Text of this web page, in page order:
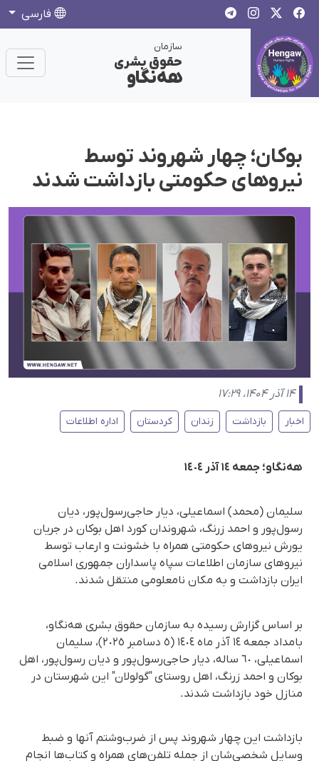
فارسی
سازمان
حقوق بشری
هەنگاو
بوکان؛ چهار شهروند توسط
نیروهای حکومتی بازداشت شدند
۱۴ آذر ۱۴۰۴، ۱۷:۲۹
اخبار بازداشت زندان کردستان اداره اطلاعات
هه‌نگاو؛ جمعه ١٤ آذر ١٤٠٤
سلیمان (محمد) اسماعیلی، دیار حاجی‌رسول‌پور، دیان
رسول‌پور و احمد زرنگ، شهروندان کورد اهل بوکان در جریان
یورش نیروهای حکومتی همراه با خشونت و ارعاب توسط
نیروهای سازمان اطلاعات سپاه پاسداران جمهوری اسلامی
ایران بازداشت و به مکان نامعلومی منتقل شدند.
بر اساس گزارش رسیده به سازمان حقوق بشری هه‌نگاو،
بامداد جمعه ١٤ آذر ماه ١٤٠٤ (٥ دسامبر ٢٠٢٥)، سلیمان
اسماعیلی، ٦٠ ساله، دیار حاجی‌رسول‌پور و دیان رسول‌پور، اهل
بوکان و احمد زرنگ، اهل روستای "گولولان" این شهرستان در
منازل خود بازداشت شدند.
بازداشت این چهار شهروند پس از ضرب‌وشتم آنها و ضبط
وسایل شخصی‌شان از جمله تلفن‌های همراه و کتاب‌ها انجام